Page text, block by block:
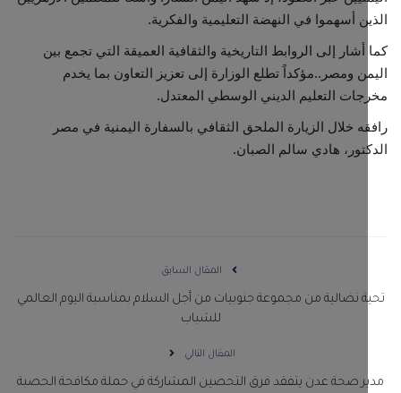
أسهموا في النهضة التعليمية والفكرية.
إلى الروابط التاريخية والثقافية العميقة التي تجمع بين
ومصر..مؤكداً تطلع الوزارة إلى تعزيز التعاون بما يخدم
التعليم الديني الوسطي المعتدل.
خلال الزيارة الملحق الثقافي بالسفارة اليمنية في مصر
هادي سالم الصبان.
المقال السابق
نضالية من مجموعة جنوبيات من أجل السلام بمناسبة اليوم العالمي
للشباب
المقال التالي
صحة عدن يتفقد فرق التحصين المشاركة في حملة مكافحة الحصبة